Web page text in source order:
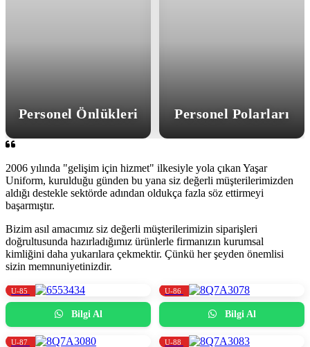
Personel Önlükleri Personel Polarları
2006 yılında "gelişim için hizmet" ilkesiyle yola çıkan Yaşar
Uniform, kurulduğu günden bu yana siz değerli müşterilerimizden
aldığı destekle sektörde adından oldukça fazla söz ettirmeyi
başarmıştır.
Bizim asıl amacımız siz değerli müşterilerimizin siparişleri
doğrultusunda hazırladığımız ürünlerle firmanızın kurumsal
kimliğini daha yukarılara çekmektir. Çünkü her şeyden önemlisi
sizin memnuniyetinizdir.
U-85
Bilgi Al
U-86
Bilgi Al
U-87 U-88